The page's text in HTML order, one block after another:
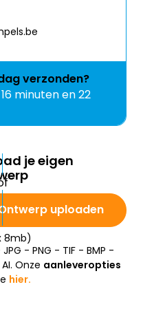
verzonden?
16 minuten en 21
je eigen
uploaden
8mb)
JPG - PNG - TIF - BMP -
AI. Onze aanleveropties
hier.